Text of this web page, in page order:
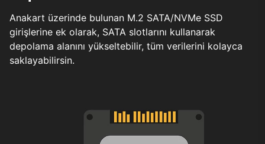
Anakart üzerinde bulunan M.2 SATA/NVMe SSD
girişlerine ek olarak, SATA slotlarını kullanarak
depolama alanını yükseltebilir, tüm verilerini kolayca
saklayabilirsin.